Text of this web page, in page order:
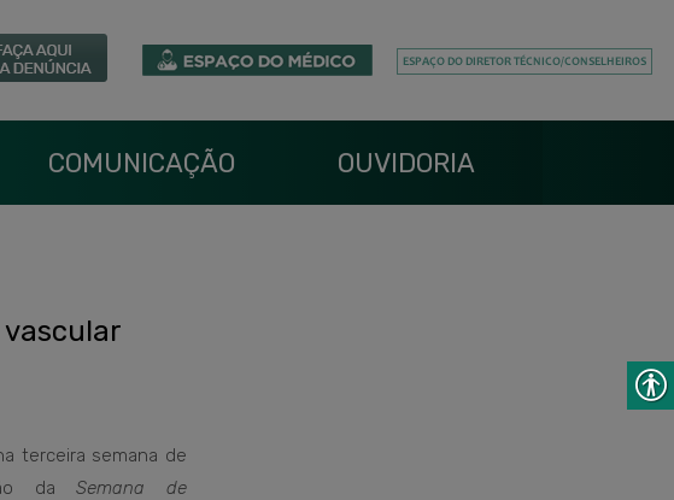
COMUNICAÇÃO OUVIDORIA
terceira semana de
daSemana de